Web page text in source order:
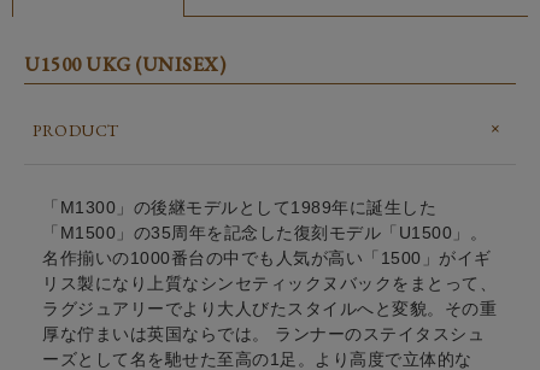
U1500 UKG (UNISEX)
PRODUCT
「M1300」の後継モデルとして1989年に誕生した
「M1500」の35周年を記念した復刻モデル「U1500」。
名作揃いの1000番台の中でも人気が高い「1500」がイギ
リス製になり上質なシンセティックヌバックをまとって、
ラグジュアリーでより大人びたスタイルへと変貌。その重
厚な佇まいは英国ならでは。 ランナーのステイタスシュ
ーズとして名を馳せた至高の1足。より高度で立体的な